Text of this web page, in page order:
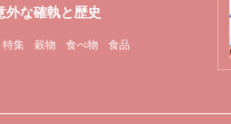
特集 穀物 食べ物 食品
外な確執と歴史